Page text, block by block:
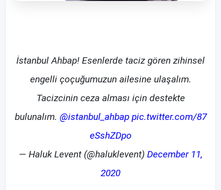
İstanbul Ahbap! Esenlerde taciz gören zihinsel
engelli çoçuğumuzun ailesine ulaşalım.
Tacizcinin ceza alması için destekte
bulunalım. @istanbul_ahbap pic.twitter.com/87
eSshZDpo
— Haluk Levent (@haluklevent) December 11,
2020